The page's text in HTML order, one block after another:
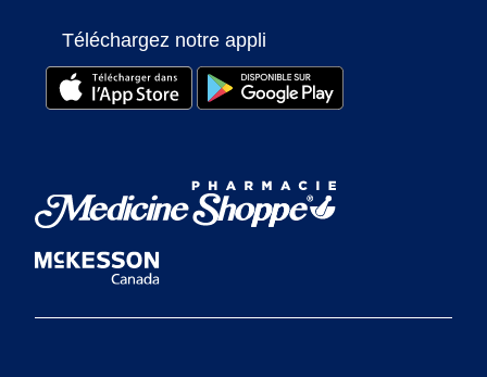
Téléchargez notre appli